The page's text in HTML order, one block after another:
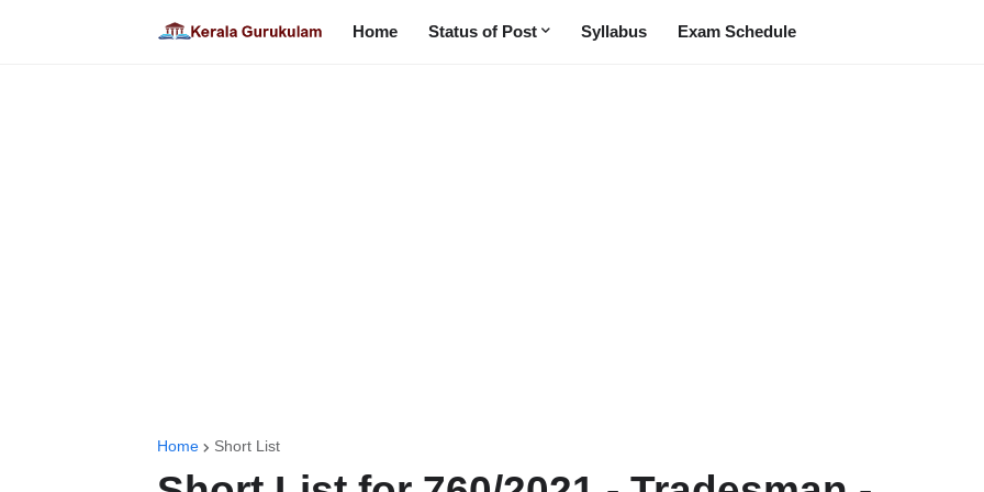
Home Status of Post Syllabus Exam Schedule
Home Short List